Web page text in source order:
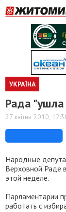
УКРАЇНА
Рада
27 квітня 2010,
Народные
Верховной Раде
этой неделе.
Парламентарии
работать с